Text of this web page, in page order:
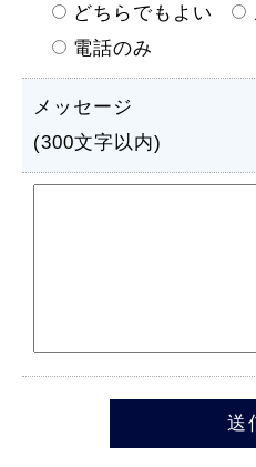
どちらでもよい
電話のみ
メッセージ
(300文字以内)